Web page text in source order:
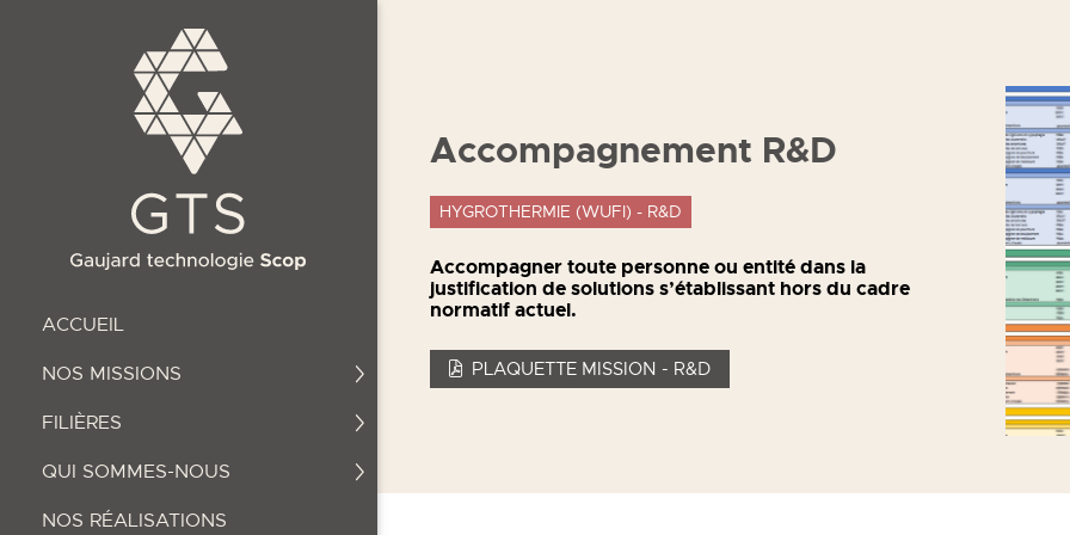
ACCUEIL
NOS MISSIONS
FILIÈRES
QUI SOMMES-NOUS
NOS RÉALISATIONS
Accompagnement R&D
HYGROTHERMIE (WUFI) - R&D
Accompagner toute personne ou entité dans la
justification de solutions s’établissant hors du cadre
normatif actuel.
PLAQUETTE MISSION - R&D